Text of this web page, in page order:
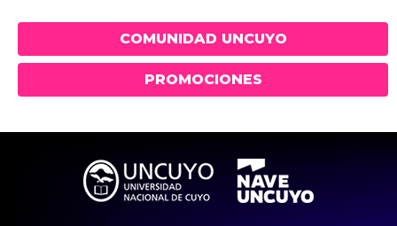
COMUNIDAD UNCUYO
PROMOCIONES